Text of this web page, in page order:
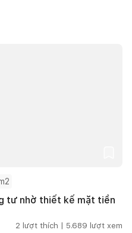
tư nhờ thiết kế mặt tiền
2 lượt thích | 5.689 lượt xem